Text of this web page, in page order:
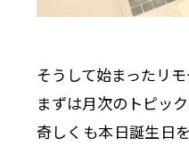
そうして始まったリ
まずは月次のトピッ
奇しくも本日誕生日